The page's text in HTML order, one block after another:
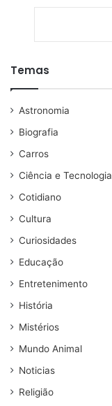
Temas
Astronomia
Biografia
Carros
Ciência e Tecnologia
Cotidiano
Cultura
Curiosidades
Educação
Entretenimento
História
Mistérios
Mundo Animal
Noticias
Religião